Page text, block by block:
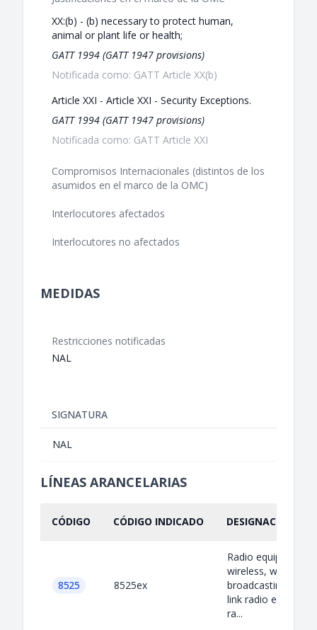
XX:(b) - (b) necessary to protect human,
animal or plant life or health;
GATT 1994 (GATT 1947 provisions)
Notificada como: GATT Article XX(b)
Article XXI - Article XXI - Security Exceptions.
GATT 1994 (GATT 1947 provisions)
Notificada como: GATT Article XXI
Compromisos Internacionales (distintos de los
asumidos en el marco de la OMC)
Interlocutores afectados
Interlocutores no afectados
MEDIDAS
Restricciones notificadas
NAL
SIGNATURA
NAL
LÍNEAS ARANCELARIAS
CÓDIGO CÓDIGO INDICADO DESIGNACIÓN
8525 8525ex
Radio equipment
wireless, walkie-
broadcasting
link radio
ra...